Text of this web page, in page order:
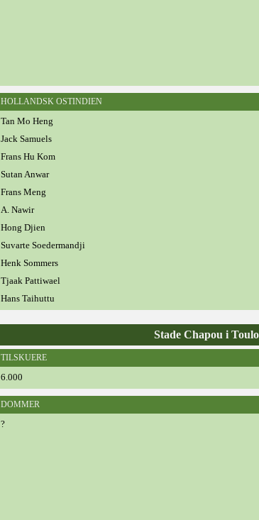
HOLLANDSK OSTINDIEN
Tan Mo Heng
Jack Samuels
Frans Hu Kom
Sutan Anwar
Frans Meng
A. Nawir
Hong Djien
Suvarte Soedermandji
Henk Sommers
Tjaak Pattiwael
Hans Taihuttu
Stade Chapou i
TILSKUERE
6.000
DOMMER
?